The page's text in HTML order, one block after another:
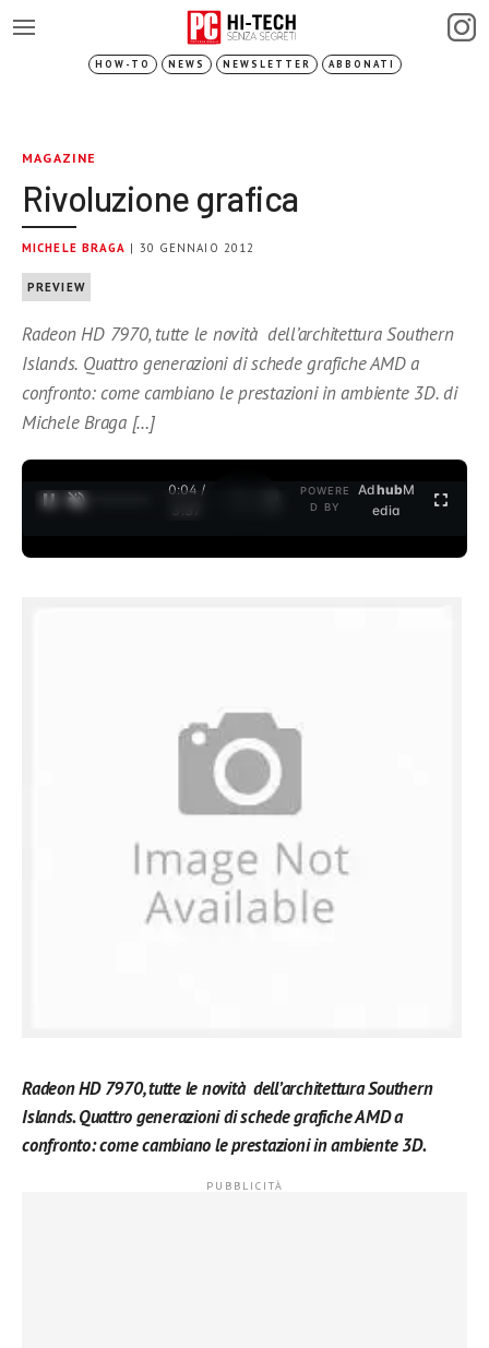
HOW-TO NEWS NEWSLETTER ABBONATI
MAGAZINE
Rivoluzione grafica
MICHELE BRAGA | 30 GENNAIO 2012
PREVIEW
Radeon HD 7970, tutte le novità dell’architettura Southern
Islands. Quattro generazioni di schede grafiche AMD a
confronto: come cambiano le prestazioni in ambiente 3D. di
Michele Braga […]
0:05 /
3:37
POWERE
D BY
AdhubM
edia
Radeon HD 7970, tutte le novità dell’architettura Southern
Islands. Quattro generazioni di schede grafiche AMD a
confronto: come cambiano le prestazioni in ambiente 3D.